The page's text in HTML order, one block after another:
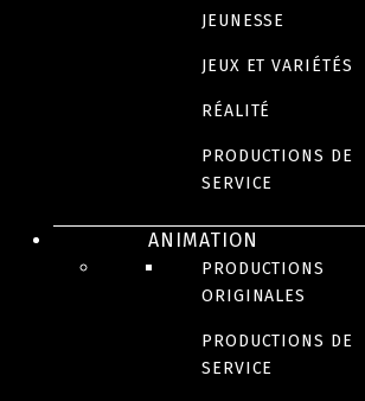
JEUNESSE
JEUX ET VARIÉTÉS
RÉALITÉ
PRODUCTIONS DE
SERVICE
ANIMATION
PRODUCTIONS
ORIGINALES
PRODUCTIONS DE
SERVICE
Backyard Beats
Gabby’s Farm
JEUNESSE